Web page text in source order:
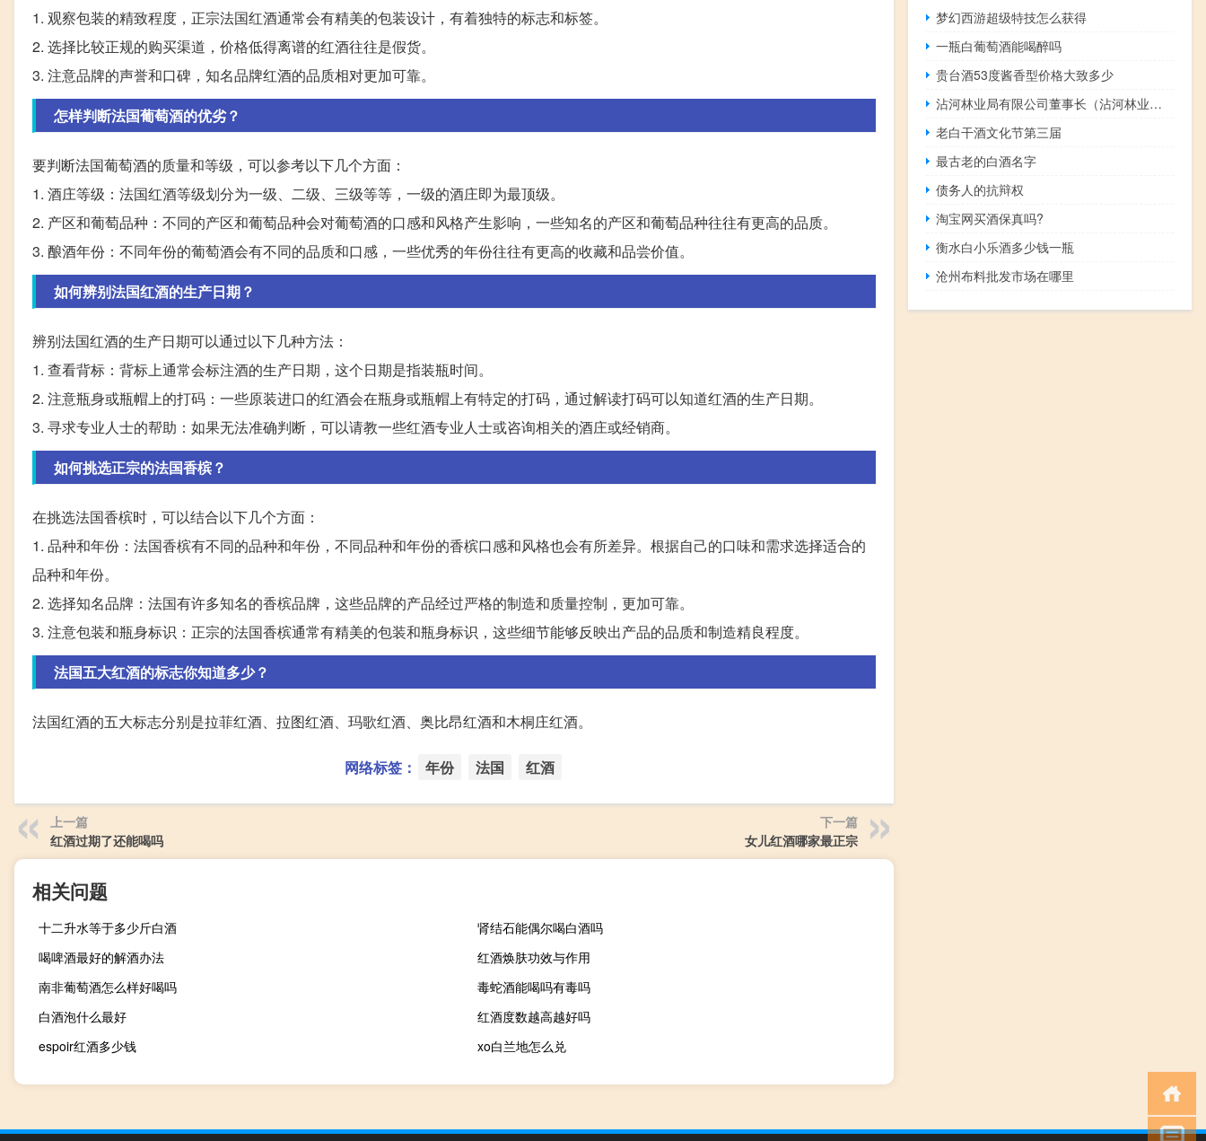
1. 观察包装的精致程度，正宗法国红酒通常会有精美的包装设计，有着独特的标志和标签。
2. 选择比较正规的购买渠道，价格低得离谱的红酒往往是假货。
3. 注意品牌的声誉和口碑，知名品牌红酒的品质相对更加可靠。
怎样判断法国葡萄酒的优劣？
要判断法国葡萄酒的质量和等级，可以参考以下几个方面：
1. 酒庄等级：法国红酒等级划分为一级、二级、三级等等，一级的酒庄即为最顶级。
2. 产区和葡萄品种：不同的产区和葡萄品种会对葡萄酒的口感和风格产生影响，一些知名的产区和葡萄品种往往有更高的品质。
3. 酿酒年份：不同年份的葡萄酒会有不同的品质和口感，一些优秀的年份往往有更高的收藏和品尝价值。
如何辨别法国红酒的生产日期？
辨别法国红酒的生产日期可以通过以下几种方法：
1. 查看背标：背标上通常会标注酒的生产日期，这个日期是指装瓶时间。
2. 注意瓶身或瓶帽上的打码：一些原装进口的红酒会在瓶身或瓶帽上有特定的打码，通过解读打码可以知道红酒的生产日期。
3. 寻求专业人士的帮助：如果无法准确判断，可以请教一些红酒专业人士或咨询相关的酒庄或经销商。
如何挑选正宗的法国香槟？
在挑选法国香槟时，可以结合以下几个方面：
1. 品种和年份：法国香槟有不同的品种和年份，不同品种和年份的香槟口感和风格也会有所差异。根据自己的口味和需求选择适合的
品种和年份。
2. 选择知名品牌：法国有许多知名的香槟品牌，这些品牌的产品经过严格的制造和质量控制，更加可靠。
3. 注意包装和瓶身标识：正宗的法国香槟通常有精美的包装和瓶身标识，这些细节能够反映出产品的品质和制造精良程度。
法国五大红酒的标志你知道多少？
法国红酒的五大标志分别是拉菲红酒、拉图红酒、玛歌红酒、奥比昂红酒和木桐庄红酒。
网络标签： 年份 法国 红酒
上一篇
红酒过期了还能喝吗
下一篇
女儿红酒哪家最正宗
相关问题
十二升水等于多少斤白酒
肾结石能偶尔喝白酒吗
喝啤酒最好的解酒办法
红酒焕肤功效与作用
南非葡萄酒怎么样好喝吗
毒蛇酒能喝吗有毒吗
白酒泡什么最好
红酒度数越高越好吗
espoir红酒多少钱
xo白兰地怎么兑
梦幻西游超级特技怎么获得
一瓶白葡萄酒能喝醉吗
贵台酒53度酱香型价格大致多少
沾河林业局有限公司董事长（沾河林业局）
老白干酒文化节第三届
最古老的白酒名字
债务人的抗辩权
淘宝网买酒保真吗?
衡水白小乐酒多少钱一瓶
沧州布料批发市场在哪里